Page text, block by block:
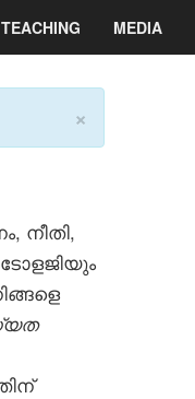
TEACHING MEDIA
×
നീതി,